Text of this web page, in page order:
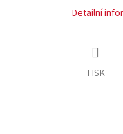
Detailní
TISK